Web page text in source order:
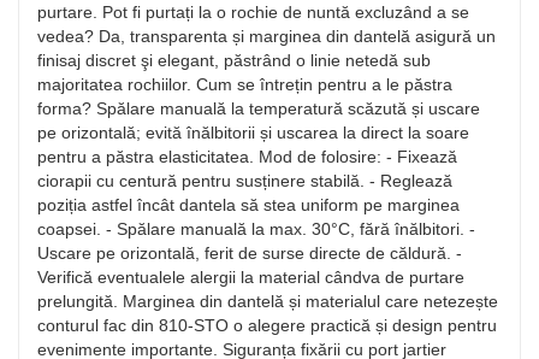
purtare. Pot fi purtați la o rochie de nuntă excluzând a se
vedea? Da, transparenta și marginea din dantelă asigură un
finisaj discret şi elegant, păstrând o linie netedă sub
majoritatea rochiilor. Cum se întrețin pentru a le păstra
forma? Spălare manuală la temperatură scăzută și uscare
pe orizontală; evită înălbitorii și uscarea la direct la soare
pentru a păstra elasticitatea. Mod de folosire: - Fixează
ciorapii cu centură pentru susținere stabilă. - Reglează
poziția astfel încât dantela să stea uniform pe marginea
coapsei. - Spălare manuală la max. 30°C, fără înălbitori. -
Uscare pe orizontală, ferit de surse directe de căldură. -
Verifică eventualele alergii la material cândva de purtare
prelungită. Marginea din dantelă și materialul care netezește
conturul fac din 810-STO o alegere practică și design pentru
evenimente importante. Siguranța fixării cu port jartier